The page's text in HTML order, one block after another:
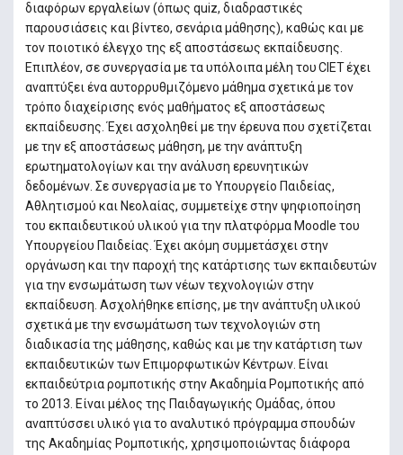
διαφόρων εργαλείων (όπως quiz, διαδραστικές
παρουσιάσεις και βίντεο, σενάρια μάθησης), καθώς και με
τον ποιοτικό έλεγχο της εξ αποστάσεως εκπαίδευσης.
Επιπλέον, σε συνεργασία με τα υπόλοιπα μέλη του CIET έχει
αναπτύξει ένα αυτορρυθμιζόμενο μάθημα σχετικά με τον
τρόπο διαχείρισης ενός μαθήματος εξ αποστάσεως
εκπαίδευσης. Έχει ασχοληθεί με την έρευνα που σχετίζεται
με την εξ αποστάσεως μάθηση, με την ανάπτυξη
ερωτηματολογίων και την ανάλυση ερευνητικών
δεδομένων. Σε συνεργασία με το Υπουργείο Παιδείας,
Αθλητισμού και Νεολαίας, συμμετείχε στην ψηφιοποίηση
του εκπαιδευτικού υλικού για την πλατφόρμα Moodle του
Υπουργείου Παιδείας. Έχει ακόμη συμμετάσχει στην
οργάνωση και την παροχή της κατάρτισης των εκπαιδευτών
για την ενσωμάτωση των νέων τεχνολογιών στην
εκπαίδευση. Ασχολήθηκε επίσης, με την ανάπτυξη υλικού
σχετικά με την ενσωμάτωση των τεχνολογιών στη
διαδικασία της μάθησης, καθώς και με την κατάρτιση των
εκπαιδευτικών των Επιμορφωτικών Κέντρων. Είναι
εκπαιδεύτρια ρομποτικής στην Ακαδημία Ρομποτικής από
το 2013. Είναι μέλος της Παιδαγωγικής Ομάδας, όπου
αναπτύσσει υλικό για το αναλυτικό πρόγραμμα σπουδών
της Ακαδημίας Ρομποτικής, χρησιμοποιώντας διάφορα